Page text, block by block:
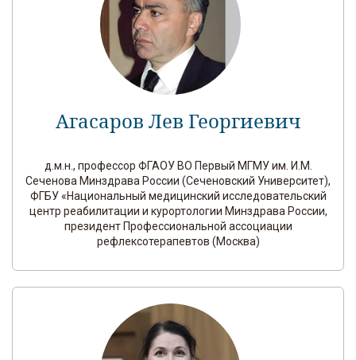
Агасаров Лев Георгиевич
д.м.н., профессор ФГАОУ ВО Первый МГМУ им. И.М.
Сеченова Минздрава России (Сеченовский Университет),
ФГБУ «Национальный медицинский исследовательский
центр реабилитации и курортологии Минздрава России,
президент Профессиональной ассоциации
рефлексотерапевтов (Москва)